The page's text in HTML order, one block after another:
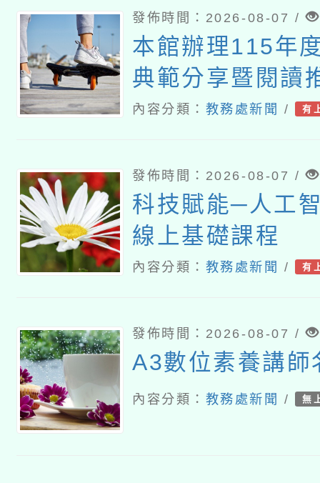
發佈時間：2026-08-07 /
本館辦理115年
典範分享暨閱讀
習
內容分類： 教務處新聞 / 有
發佈時間：2026-08-07 /
科技賦能─人工
線上基礎課程
內容分類： 教務處新聞 / 有
發佈時間：2026-08-07 /
A3數位素養講師
內容分類： 教務處新聞 / 無